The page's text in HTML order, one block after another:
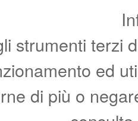
strumenti terzi
ed
di più o